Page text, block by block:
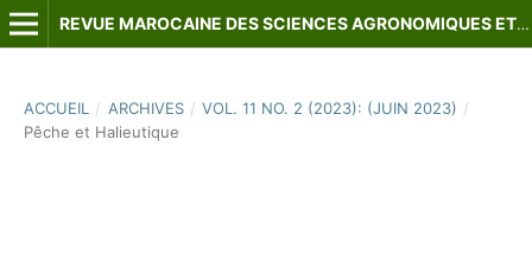
REVUE MAROCAINE DES SCIENCES AGRONOMIQUES ET VÉTÉRINAIRES
ACCUEIL / ARCHIVES / VOL. 11 NO. 2 (2023): (JUIN 2023) /
Pêche et Halieutique